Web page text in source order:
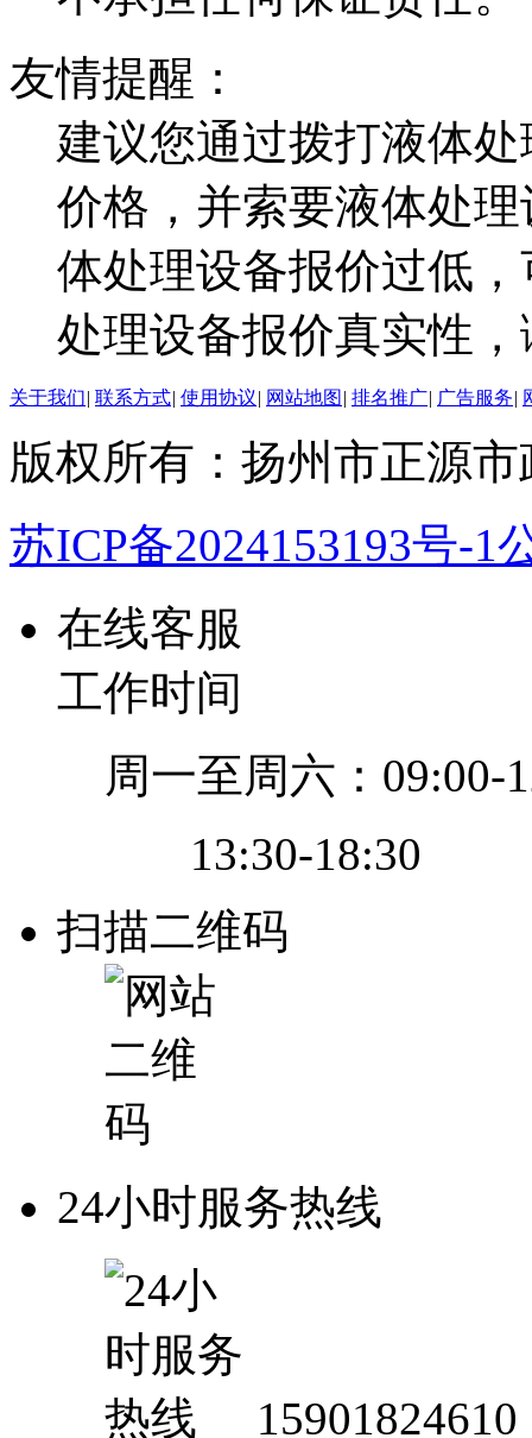
友情提醒：
建议您通过拨打液体
价格，并索要液体处
体处理设备报价过低
处理设备报价真实性
关于我们| 联系方式| 使用协议| 网站地图 | 排名推广| 广告服务|
版权所有：扬州市正源
苏ICP备2024153193号-1
在线客服
工作时间
周一至周六：09:00-
13:30-18:30
扫描二维码
24小时服务热线
15901824610